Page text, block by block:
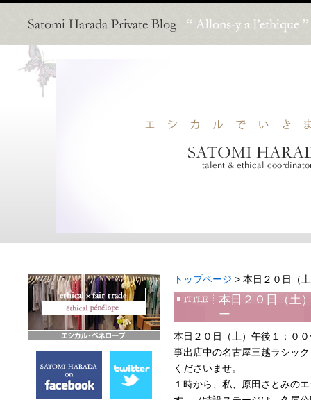
トップページ > 本日２０日（
本日２０日（土
ー
本日２０日（土）午後１：０
事出店中の名古屋三越ラシッ
くださいませ。
１時から、私、原田さとみの